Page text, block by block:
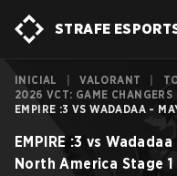
STRAFE
INICIAL VALORANT
2026 VCT: GAME CHANGERS
EMPIRE :3 VS WADADAA -
EMPIRE :3 vs Wadadaa
North America Stage 1